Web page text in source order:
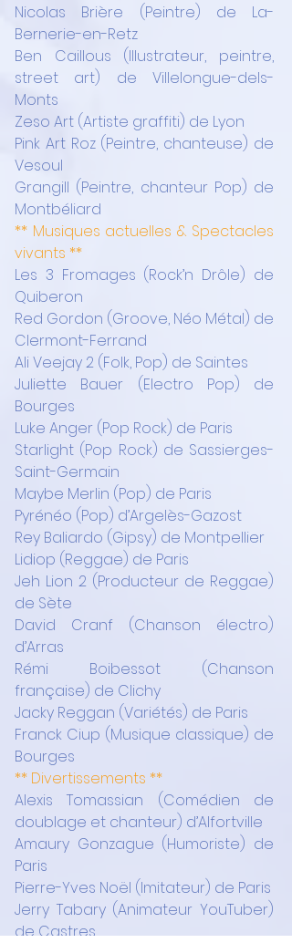
Nicolas Brière (Peintre) de La-
Bernerie-en-Retz
Ben Caillous (Illustrateur, peintre,
street art) de Villelongue-dels-
Monts
Zeso Art (Artiste graffiti) de Lyon
Pink Art Roz (Peintre, chanteuse) de
Vesoul
Grangill (Peintre, chanteur Pop) de
Montbéliard
** Musiques actuelles & Spectacles
vivants **
Les 3 Fromages (Rock’n Drôle) de
Quiberon
Red Gordon (Groove, Néo Métal) de
Clermont-Ferrand
Ali Veejay 2 (Folk, Pop) de Saintes
Juliette Bauer (Electro Pop) de
Bourges
Luke Anger (Pop Rock) de Paris
Starlight (Pop Rock) de Sassierges-
Saint-Germain
Maybe Merlin (Pop) de Paris
Pyrénéo (Pop) d’Argelès-Gazost
Rey Baliardo (Gipsy) de Montpellier
Lidiop (Reggae) de Paris
Jeh Lion 2 (Producteur de Reggae)
de Sète
David Cranf (Chanson électro)
d’Arras
Rémi Boibessot (Chanson
française) de Clichy
Jacky Reggan (Variétés) de Paris
Franck Ciup (Musique classique) de
Bourges
** Divertissements **
Alexis Tomassian (Comédien de
doublage et chanteur) d’Alfortville
Amaury Gonzague (Humoriste) de
Paris
Pierre-Yves Noël (Imitateur) de Paris
Jerry Tabary (Animateur YouTuber)
de Castres